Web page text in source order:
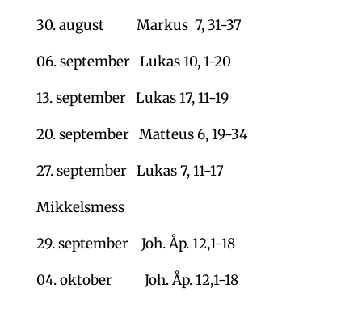
30. august Markus 7, 31-37
06. september Lukas 10, 1-20
13. september Lukas 17, 11-19
20. september Matteus 6, 19-34
27. september Lukas 7, 11-17
Mikkelsmess
29. september Joh. Åp. 12,1-18
04. oktober Joh. Åp. 12,1-18